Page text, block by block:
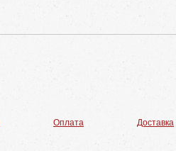
Оплата Доставка